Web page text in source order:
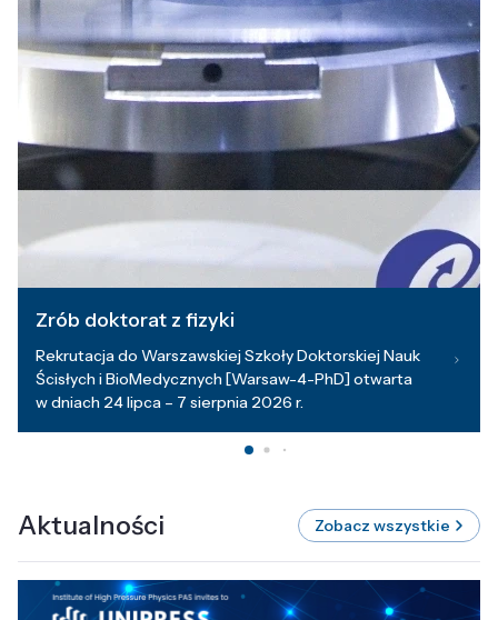
Zrób doktorat z fizyki
Rekrutacja do Warszawskiej Szkoły Doktorskiej Nauk
Ścisłych i BioMedycznych [Warsaw-4-PhD] otwarta
w dniach 24 lipca – 7 sierpnia 2026 r.
Aktualności Zobacz wszystkie